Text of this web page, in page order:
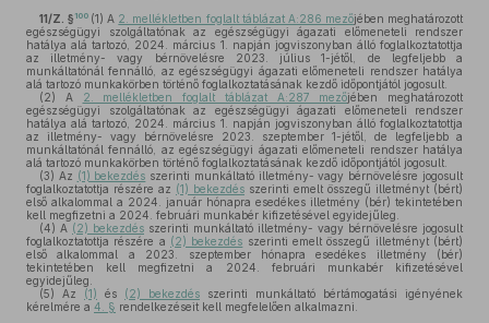
11/Z. § 100 (1) A 2. mellékletben foglalt táblázat A:286 mezőjében meghatározott
egészségügyi szolgáltatónak az egészségügyi ágazati előmeneteli rendszer
hatálya alá tartozó, 2024. március 1. napján jogviszonyban álló foglalkoztatottja
az illetmény- vagy bérnövelésre 2023. július 1-jétől, de legfeljebb a
munkáltatónál fennálló, az egészségügyi ágazati előmeneteli rendszer hatálya
alá tartozó munkakörben történő foglalkoztatásának kezdő időpontjától jogosult.
(2) A 2. mellékletben foglalt táblázat A:287 mezőjében meghatározott
egészségügyi szolgáltatónak az egészségügyi ágazati előmeneteli rendszer
hatálya alá tartozó, 2024. március 1. napján jogviszonyban álló foglalkoztatottja
az illetmény- vagy bérnövelésre 2023. szeptember 1-jétől, de legfeljebb a
munkáltatónál fennálló, az egészségügyi ágazati előmeneteli rendszer hatálya
alá tartozó munkakörben történő foglalkoztatásának kezdő időpontjától jogosult.
(3) Az (1) bekezdés szerinti munkáltató illetmény- vagy bérnövelésre jogosult
foglalkoztatottja részére az (1) bekezdés szerinti emelt összegű illetményt (bért)
első alkalommal a 2024. január hónapra esedékes illetmény (bér) tekintetében
kell megfizetni a 2024. februári munkabér kifizetésével egyidejűleg.
(4) A (2) bekezdés szerinti munkáltató illetmény- vagy bérnövelésre jogosult
foglalkoztatottja részére a (2) bekezdés szerinti emelt összegű illetményt (bért)
első alkalommal a 2023. szeptember hónapra esedékes illetmény (bér)
tekintetében kell megfizetni a 2024. februári munkabér kifizetésével
egyidejűleg.
(5) Az (1) és (2) bekezdés szerinti munkáltató bértámogatási igényének
kérelmére a 4. § rendelkezéseit kell megfelelően alkalmazni.